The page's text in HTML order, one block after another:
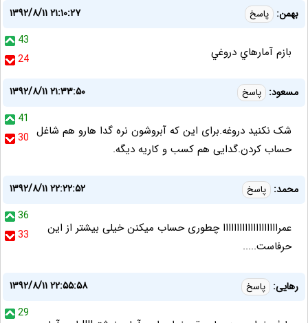
بهمن: پاسخ
۱۳۹۲/۸/۱۱ ۲۱:۱۰:۲۷
43
24
بازم آمارهاي دروغي
مسعود: پاسخ
۱۳۹۲/۸/۱۱ ۲۱:۳۳:۵۰
41
30 شک نکنید دروغه.برای این که آبروشون نره گدا هارو هم شاغل
حساب کردن.گدایی هم کسب و کاریه دیگه.
محمد: پاسخ
۱۳۹۲/۸/۱۱ ۲۲:۲۲:۵۲
36
33
عمراااااااااااااااااااا چطوری حساب میکنن خیلی بیشتر از این
حرفاست.....
رهایی: پاسخ
۱۳۹۲/۸/۱۱ ۲۲:۵۵:۵۸
29